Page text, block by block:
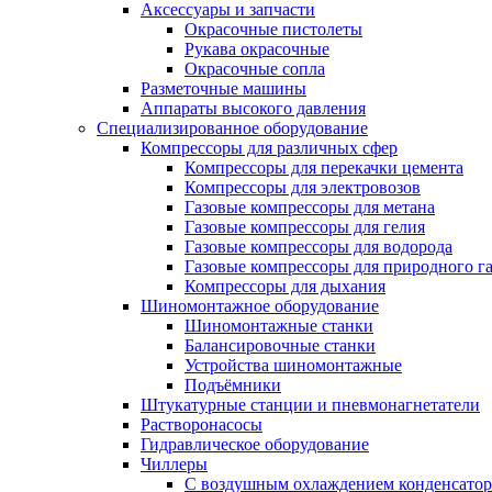
Аксессуары и запчасти
Окрасочные пистолеты
Рукава окрасочные
Окрасочные сопла
Разметочные машины
Аппараты высокого давления
Специализированное оборудование
Компрессоры для различных сфер
Компрессоры для перекачки цемента
Компрессоры для электровозов
Газовые компрессоры для метана
Газовые компрессоры для гелия
Газовые компрессоры для водорода
Газовые компрессоры для природного
Компрессоры для дыхания
Шиномонтажное оборудование
Шиномонтажные станки
Балансировочные станки
Устройства шиномонтажные
Подъёмники
Штукатурные станции и пневмонагнетатели
Растворонасосы
Гидравлическое оборудование
Чиллеры
С воздушным охлаждением